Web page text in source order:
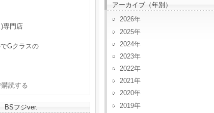
専門店
Gクラスの
BSフジver.
アーカイブ（年別）
2026
2025
2024
2023
2022
2021
2020
2019